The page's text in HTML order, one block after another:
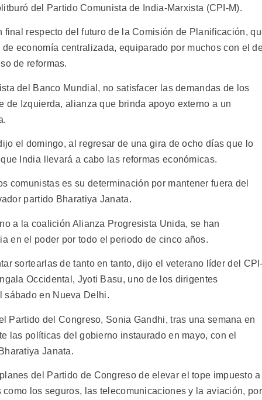
del Partido Comunista de India-Marxista (CPI-M).
respecto del futuro de la Comisión de Planificación,
economía centralizada, equiparado por muchos con el
de reformas.
del Banco Mundial, no satisfacer las demandas de los
de Izquierda, alianza que brinda apoyo externo a un
el domingo, al regresar de una gira de ocho días que lo
India llevará a cabo las reformas económicas.
comunistas es su determinación por mantener fuera del
partido Bharatiya Janata.
a la coalición Alianza Progresista Unida, se han
en el poder por todo el periodo de cinco años.
sortearlas de tanto en tanto, dijo el veterano líder del
Occidental, Jyoti Basu, uno de los dirigentes
sábado en Nueva Delhi.
Partido del Congreso, Sonia Gandhi, tras una semana en
las políticas del gobierno instaurado en mayo, con el
Janata.
del Partido de Congreso de elevar el tope impuesto a
los seguros, las telecomunicaciones y la aviación, por